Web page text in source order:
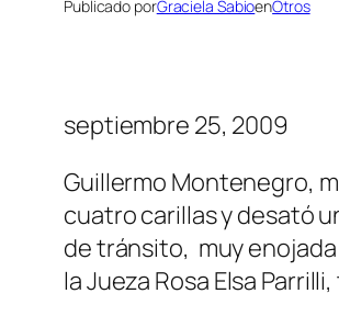
Publicado porGraciela SabioenOtros
septiembre 25, 2009
Guillermo Montenegro,
cuatro carillas y desató
de tránsito, muy enojada
la Jueza Rosa Elsa